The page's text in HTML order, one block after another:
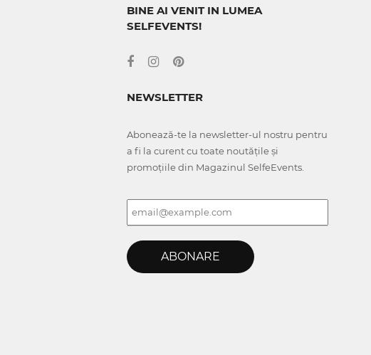
BINE AI VENIT IN LUMEA
SELFEVENTS!
NEWSLETTER
Abonează-te la newsletter-ul nostru pentru
a fi la curent cu toate noutățile și
promoțiile din Magazinul SelfeEvents.
ABONARE